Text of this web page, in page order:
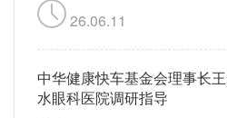
26.06.11
中华健康快车基金会理事长
水眼科医院调研指导